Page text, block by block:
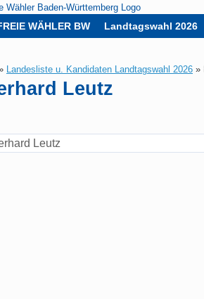
WÄHLER BW Landtagswahl 2026
Landesliste u. Kandidaten Landtagswahl 2026 »
Leutz